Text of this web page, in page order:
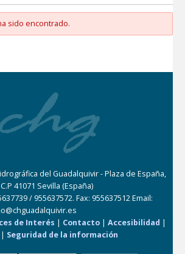
sido encontrado.
del Guadalquivir - Plaza de España,
41071 Sevilla (España)
/ 955637572. Fax: 955637512 Email:
de Interés | Contacto |Accesibilidad |
| Seguridad de la información